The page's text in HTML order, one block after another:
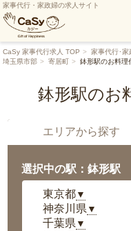
家事代行・家政婦の求人サイト
CaSy 家事代行求人 TOP 家事代行･家
埼玉県市部
寄居町 鉢形駅のお料理
鉢形駅のお
エリアから探す
選択中の駅：鉢形駅
東京都▼
神奈川県 ▼
千葉県 ▼